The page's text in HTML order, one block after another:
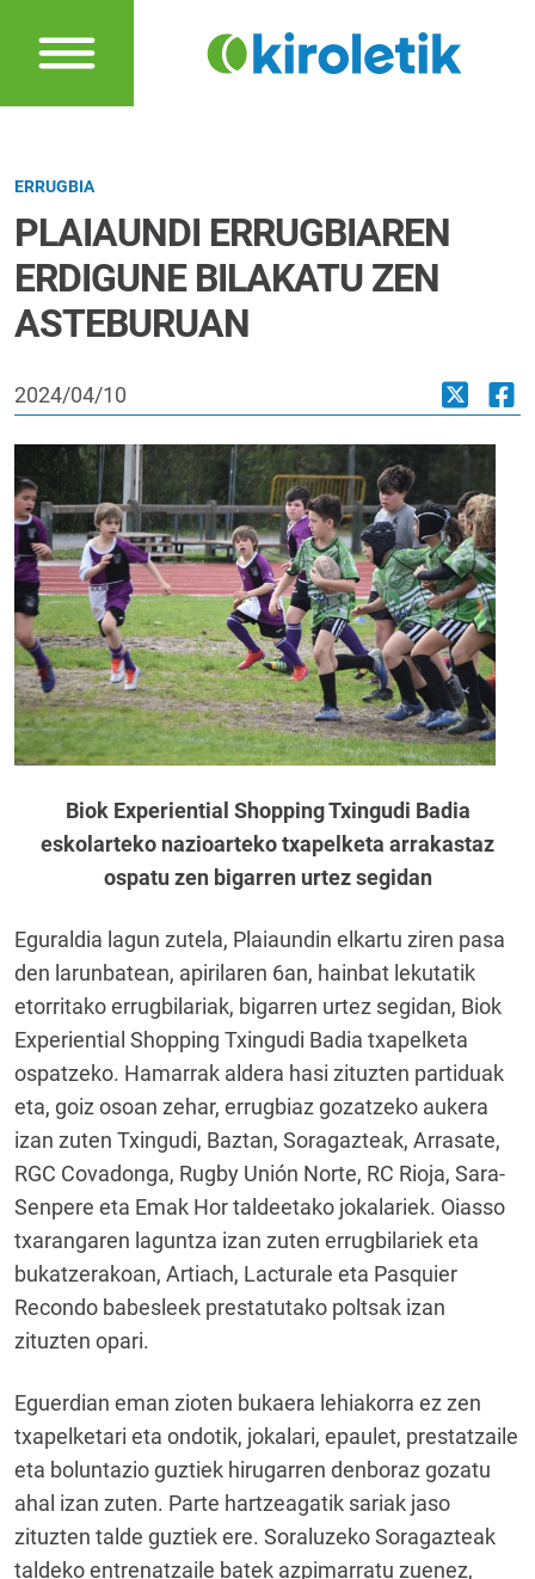
ERRUGBIA
PLAIAUNDI ERRUGBIAREN
ERDIGUNE BILAKATU ZEN
ASTEBURUAN
2024/04/10
Biok Experiential Shopping Txingudi Badia
eskolarteko nazioarteko txapelketa arrakastaz
ospatu zen bigarren urtez segidan
Eguraldia lagun zutela, Plaiaundin elkartu ziren pasa
den larunbatean, apirilaren 6an, hainbat lekutatik
etorritako errugbilariak, bigarren urtez segidan, Biok
Experiential Shopping Txingudi Badia txapelketa
ospatzeko. Hamarrak aldera hasi zituzten partiduak
eta, goiz osoan zehar, errugbiaz gozatzeko aukera
izan zuten Txingudi, Baztan, Soragazteak, Arrasate,
RGC Covadonga, Rugby Unión Norte, RC Rioja, Sara-
Senpere eta Emak Hor taldeetako jokalariek. Oiasso
txarangaren laguntza izan zuten errugbilariek eta
bukatzerakoan, Artiach, Lacturale eta Pasquier
Recondo babesleek prestatutako poltsak izan
zituzten opari.
Eguerdian eman zioten bukaera lehiakorra ez zen
txapelketari eta ondotik, jokalari, epaulet, prestatzaile
eta boluntazio guztiek hirugarren denboraz gozatu
ahal izan zuten. Parte hartzeagatik sariak jaso
zituzten talde guztiek ere. Soraluzeko Soragazteak
taldeko entrenatzaile batek azpimarratu zuenez,